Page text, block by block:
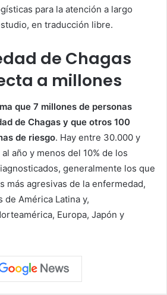
para la atención a largo
en traducción libre.
de Chagas
a millones
que 7 millones de personas
de Chagas y que otros 100
de riesgo. Hay entre 30.000 y
año y menos del 10% de los
generalmente los que
más agresivas de la enfermedad,
de América Latina y,
Europa, Japón y